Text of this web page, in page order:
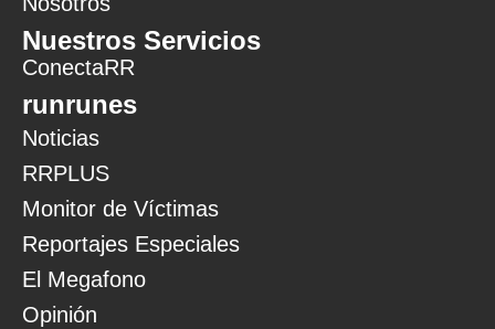
Nuestros Servicios
ConectaRR
runrunes
Noticias
RRPLUS
Monitor de Víctimas
Reportajes Especiales
El Megafono
Opinión